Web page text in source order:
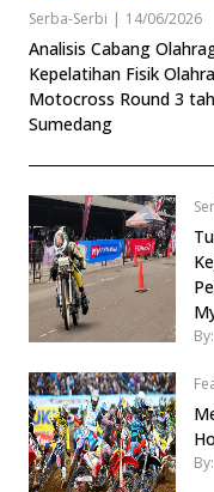
Serba-Serbi | 14/06/2026
Analisis Cabang
Kepelatihan Fisik
Motocross Round 3
Sumedang